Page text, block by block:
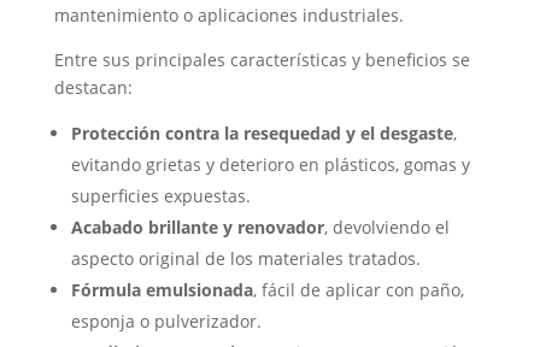
mantenimiento o aplicaciones industriales.
Entre sus principales características y beneficios se
destacan:
Protección contra la resequedad y el desgaste,
evitando grietas y deterioro en plásticos, gomas y
superficies expuestas.
Acabado brillante y renovador, devolviendo el
aspecto original de los materiales tratados.
Fórmula emulsionada, fácil de aplicar con paño,
esponja o pulverizador.